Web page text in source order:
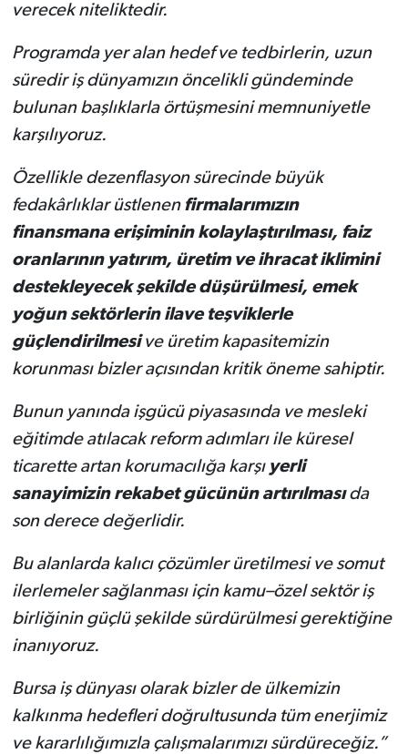
verecek niteliktedir.
Programda yer alan hedef ve tedbirlerin, uzun
süredir iş dünyamızın öncelikli gündeminde
bulunan başlıklarla örtüşmesini memnuniyetle
karşılıyoruz.
Özellikle dezenflasyon sürecinde büyük
fedakârlıklar üstlenen firmalarımızın
finansmana erişiminin kolaylaştırılması, faiz
oranlarının yatırım, üretim ve ihracat iklimini
destekleyecek şekilde düşürülmesi, emek
yoğun sektörlerin ilave teşviklerle
güçlendirilmesive üretim kapasitemizin
korunması bizler açısından kritik öneme sahiptir.
Bunun yanında işgücü piyasasında ve mesleki
eğitimde atılacak reform adımları ile küresel
ticarette artan korumacılığa karşı yerli
sanayimizin rekabet gücünün artırılmasıda
son derece değerlidir.
Bu alanlarda kalıcı çözümler üretilmesi ve somut
ilerlemeler sağlanması için kamu–özel sektör iş
birliğinin güçlü şekilde sürdürülmesi gerektiğine
inanıyoruz.
Bursa iş dünyası olarak bizler de ülkemizin
kalkınma hedefleri doğrultusunda tüm enerjimiz
ve kararlılığımızla çalışmalarımızı sürdüreceğiz.”